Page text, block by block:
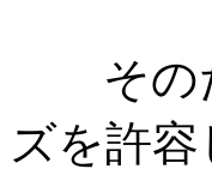
そのた
ズを許